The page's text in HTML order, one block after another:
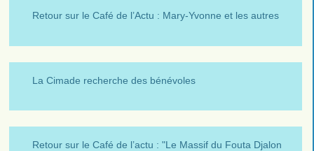
Retour sur le Café de l’Actu : Mary-Yvonne et les autres
La Cimade recherche des bénévoles
Retour sur le Café de l’actu : "Le Massif du Fouta Djalon